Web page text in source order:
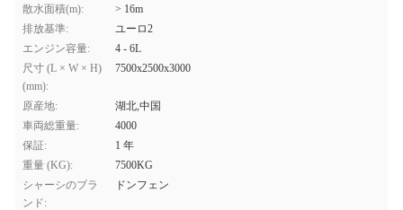
散水面積(m):
> 16m
排放基準:
ユーロ2
エンジン容量:
4 - 6L
尺寸 (L × W × H)
(mm):
7500x2500x3000
原産地:
湖北,中国
車両総重量:
4000
保証:
1 年
重量 (KG):
7500KG
シャーシのブラ
ンド:
ドンフェン